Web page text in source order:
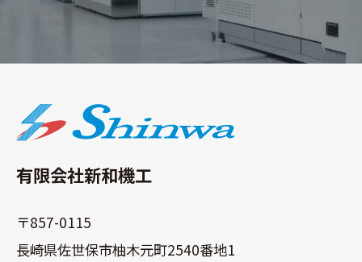
有限会社新和機工
〒857-0115
長崎県佐世保市柚木元町2540番地1